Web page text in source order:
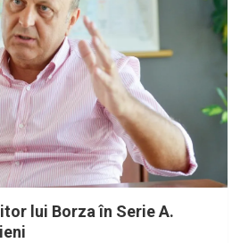
lui Borza în Serie A.